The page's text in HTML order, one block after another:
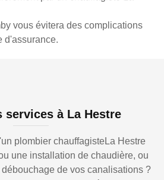
vous évitera des complications
d'assurance.
services à La Hestre
plombier chauffagisteLa Hestre
une installation de chaudière, ou
de vos canalisations ?